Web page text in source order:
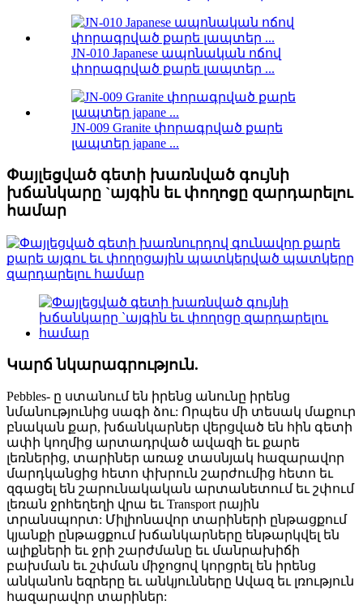
JN-010 Japanese ապոնական ոճով
փորագրված քարե լապտեր ...
JN-009 Granite փորագրված քարե
լապտեր japane ...
Փայլեցված գետի խառնված գույնի
խճանկարը `այգին եւ փողոցը զարդարելու
համար
Կարճ նկարագրություն.
Pebbles- ը ստանում են իրենց անունը իրենց
նմանությունից սագի ձու: Որպես մի տեսակ մաքուր
բնական քար, խճանկարներ վերցված են հին գետի
ափի կողմից արտադրված ավազի եւ քարե
լեռներից, տարիներ առաջ տասնյակ հազարավոր
մարդկանցից հետո փխրուն շարժումից հետո եւ
զգացել են շարունակական արտանետում եւ շփում
լեռան ջրհեղեղի վրա եւ Transport րային
տրանսպորտ: Միլիոնավոր տարիների ընթացքում
կյանքի ընթացքում խճանկարները ենթարկվել են
ալիքների եւ ջրի շարժմանը եւ մանրախիճի
բախման եւ շփման միջոցով կորցրել են իրենց
անկանոն եզրերը եւ անկյունները Ավազ եւ լռություն
հազարավոր տարիներ: